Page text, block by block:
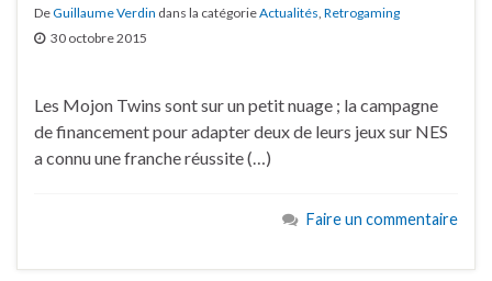
DeGuillaume Verdin dans la catégorieActualités, Retrogaming
30 octobre 2015
Les Mojon Twins sont sur un petit nuage ; la campagne
de financement pour adapter deux de leurs jeux sur NES
a connu une franche réussite (…)
Faire un commentaire